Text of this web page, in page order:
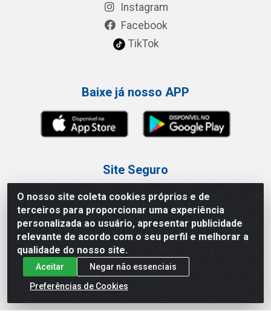
O nosso site coleta cookies próprios e de
terceiros para proporcionar uma experiência
personalizada ao usuário, apresentar publicidade
relevante de acordo com o seu perfil e melhorar a
qualidade do nosso site.
Aceitar
Negar não essenciais
Preferências de Cookies
Instagram
Facebook
TikTok
Baixe já nosso APP
Site Seguro
Loja / Showroom
Tel.: (11) 3227-0546
Av Vautier, 587/597 - Pari - São Paulo/SP